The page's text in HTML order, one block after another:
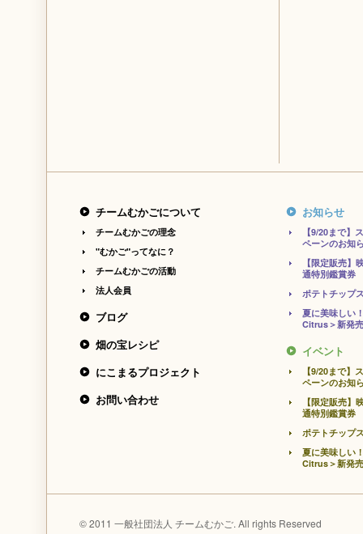
チームむかごについて
チームむかごの理念
"むかご"ってなに？
チームむかごの活動
法人会員
ブログ
畑の宝レシピ
にこまるプロジェクト
お問い合わせ
お知らせ
【9/20まで】
ペーンのお知
【限定販売】
通特別鑑賞券
ポテトチップ
夏に美味しい
Citrus＞新発
イベント
【9/20まで】
ペーンのお知
【限定販売】
通特別鑑賞券
ポテトチップ
夏に美味しい
Citrus＞新発
© 2011 一般社団法人 チームむかご. All rights Reserved